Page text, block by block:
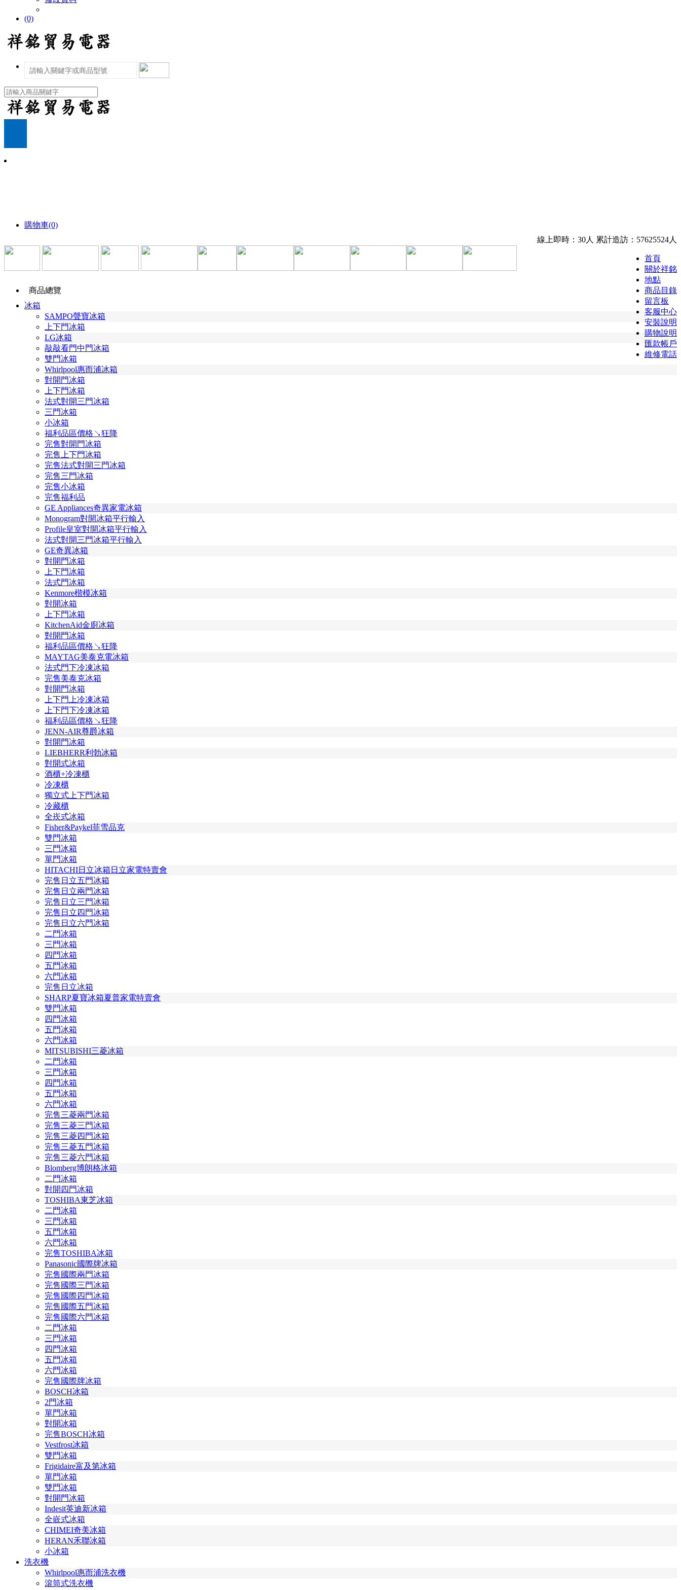
(0)
購物車(0)
線上即時：30人 累計造訪：57625524人
首頁
關於祥銘
地點
商品目錄
留言板
客服中心
安裝說明
購物說明
匯款帳戶
維修電話
商品總覽
冰箱
SAMPO聲寶冰箱
上下門冰箱
LG冰箱
敲敲看門中門冰箱
雙門冰箱
Whirlpool惠而浦冰箱
對開門冰箱
上下門冰箱
法式對開三門冰箱
三門冰箱
小冰箱
福利品區價格↘狂降
完售對開門冰箱
完售上下門冰箱
完售法式對開三門冰箱
完售三門冰箱
完售小冰箱
完售福利品
GE Appliances奇異家電冰箱
Monogram對開冰箱平行輸入
Profile皇室對開冰箱平行輸入
法式對開三門冰箱平行輸入
GE奇異冰箱
對開門冰箱
上下門冰箱
法式門冰箱
Kenmore楷模冰箱
對開冰箱
上下門冰箱
KitchenAid金廚冰箱
對開門冰箱
福利品區價格↘狂降
MAYTAG美泰克電冰箱
法式門下冷凍冰箱
完售美泰克冰箱
對開門冰箱
上下門上冷凍冰箱
上下門下冷凍冰箱
福利品區價格↘狂降
JENN-AIR尊爵冰箱
對開門冰箱
LIEBHERR利勃冰箱
對開式冰箱
酒櫃+冷凍櫃
冷凍櫃
獨立式上下門冰箱
冷藏櫃
全崁式冰箱
Fisher&Paykel菲雪品克
雙門冰箱
三門冰箱
單門冰箱
HITACHI日立冰箱日立家電特賣會
完售日立五門冰箱
完售日立兩門冰箱
完售日立三門冰箱
完售日立四門冰箱
完售日立六門冰箱
二門冰箱
三門冰箱
四門冰箱
五門冰箱
六門冰箱
完售日立冰箱
SHARP夏寶冰箱夏普家電特賣會
雙門冰箱
四門冰箱
五門冰箱
六門冰箱
MITSUBISHI三菱冰箱
二門冰箱
三門冰箱
四門冰箱
五門冰箱
六門冰箱
完售三菱兩門冰箱
完售三菱三門冰箱
完售三菱四門冰箱
完售三菱五門冰箱
完售三菱六門冰箱
Blomberg博朗格冰箱
二門冰箱
對開四門冰箱
TOSHIBA東芝冰箱
二門冰箱
三門冰箱
五門冰箱
六門冰箱
完售TOSHIBA冰箱
Panasonic國際牌冰箱
完售國際兩門冰箱
完售國際三門冰箱
完售國際四門冰箱
完售國際五門冰箱
完售國際六門冰箱
二門冰箱
三門冰箱
四門冰箱
五門冰箱
六門冰箱
完售國際牌冰箱
BOSCH冰箱
2門冰箱
單門冰箱
對開冰箱
完售BOSCH冰箱
Vestfrost冰箱
雙門冰箱
Frigidaire富及第冰箱
單門冰箱
雙門冰箱
對開門冰箱
Indesit英迪新冰箱
全嵌式冰箱
CHIMEI奇美冰箱
HERAN禾聯冰箱
小冰箱
洗衣機
Whirlpool惠而浦洗衣機
滾筒式洗衣機